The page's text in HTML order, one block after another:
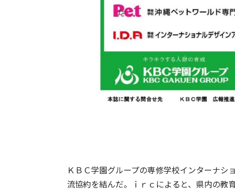
ＫＢＣ学園グループの専修学校インターナ
流協約を結んだ。ｉｒｃによると、県内の教